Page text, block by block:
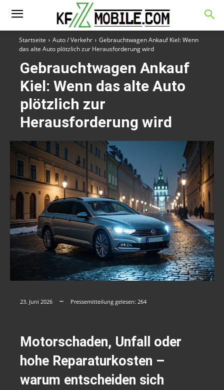
Startseite Auto / Verkehr
Gebrauchtwagen Ankauf Kiel: Wenn
das alte Auto plötzlich zur Herausforderung wird
Gebrauchtwagen Ankauf
Kiel: Wenn das alte Auto
plötzlich zur
Herausforderung wird
23. Juni 2026 Pressemitteilung gelesen: 264
Motorschaden, Unfall oder
hohe Reparaturkosten –
warum entscheiden sich